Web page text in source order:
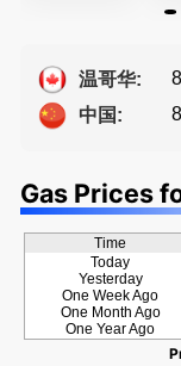
恳的朋友温哥华:
中国:
Gas Prices
Time
Today
Yesterday
One Week Ago
One Month Ago
One Year Ago